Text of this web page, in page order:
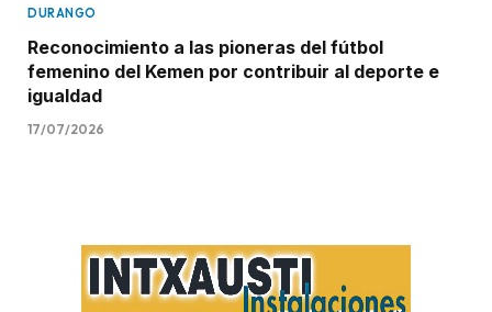
DURANGO
Reconocimiento a las pioneras del fútbol
femenino del Kemen por contribuir al deporte e
igualdad
17/07/2026